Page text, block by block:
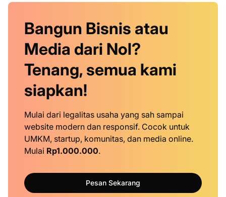
Bangun Bisnis atau
Media dari Nol?
Tenang, semua kami
siapkan!
Mulai dari legalitas usaha yang sah sampai
website modern dan responsif. Cocok untuk
UMKM, startup, komunitas, dan media online.
Mulai Rp1.000.000.
Pesan Sekarang